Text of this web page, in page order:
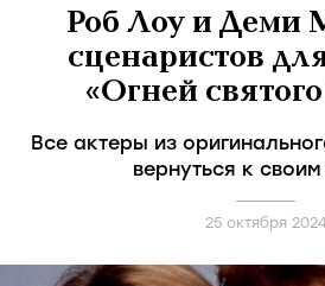
Роб Лоу и Деми
сценаристов
«Огней
Все актеры из
вернуться к
25 октября 2024